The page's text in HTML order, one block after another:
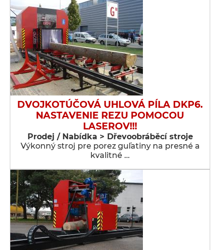
DVOJKOTÚČOVÁ UHLOVÁ PÍLA DKP6.
NASTAVENIE REZU POMOCOU
LASEROV!!!
Prodej / Nabídka > Dřevoobráběcí stroje
Výkonný stroj pre porez guľatiny na presné a
kvalitné …